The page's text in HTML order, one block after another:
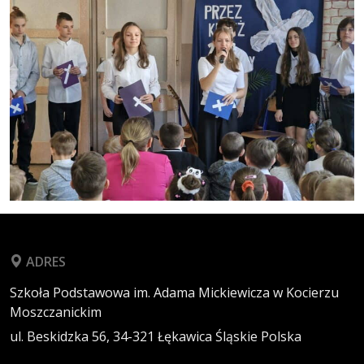
ADRES
Szkoła Podstawowa im. Adama Mickiewicza w Kocierzu
Moszczanickim
ul. Beskidzka 56, 34-321 Łękawica Śląskie Polska